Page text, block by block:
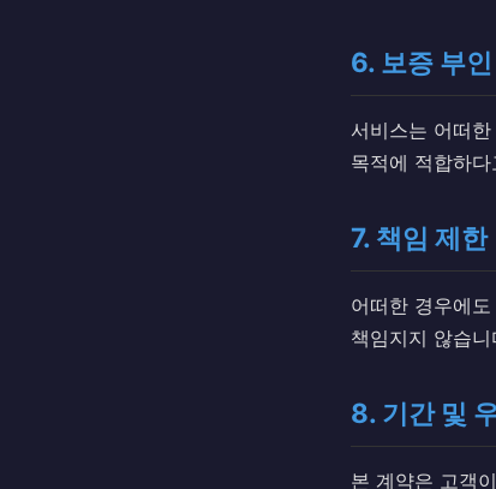
6. 보증 부인
서비스는 어떠
목적에 적합하
7. 책임 제한
어떠한 경우에
책임지지 않습
8. 기간 및
본 계약은 고객